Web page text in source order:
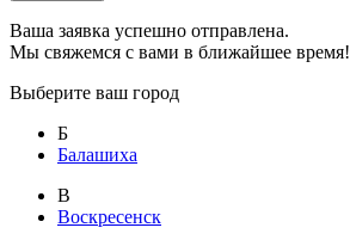
Ваша заявка успешно отправлена.
Мы свяжемся с вами в ближайшее время!
Выберите ваш город
Б
Балашиха
В
Воскресенск